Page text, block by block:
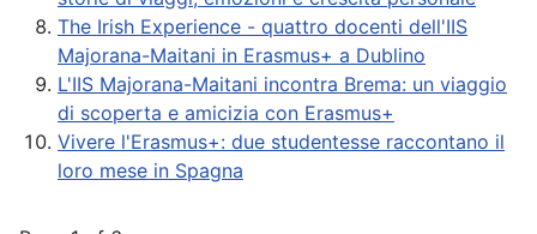
The Irish Experience - quattro docenti dell'IIS
Majorana-Maitani in Erasmus+ a Dublino
L'IIS Majorana-Maitani incontra Brema: un viaggio
di scoperta e amicizia con Erasmus+
Vivere l'Erasmus+: due studentesse raccontano il
loro mese in Spagna